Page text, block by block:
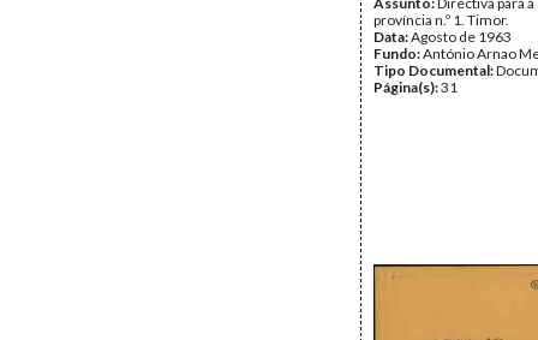
província n.º 1. Timor.
Data:Agosto de 1963
Fundo:António Arnao
Tipo Documental:
Página(s):31